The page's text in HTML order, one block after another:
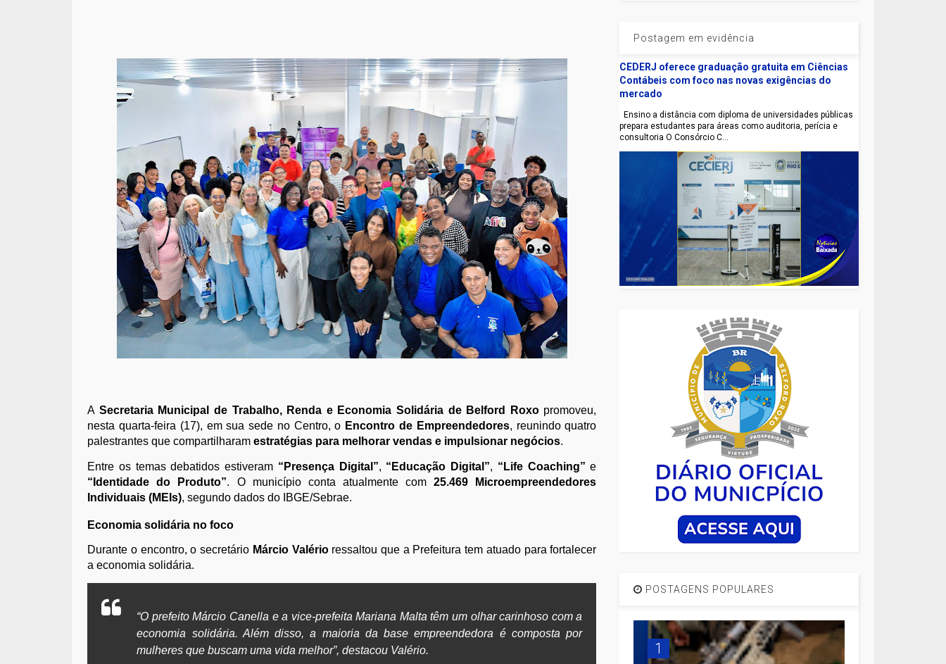
A Secretaria Municipal de Trabalho, Renda e Economia Solidária de Belford Roxopromoveu,
nesta quarta-feira (17), em sua sede no Centro, o Encontro de Empreendedores, reunindo quatro
palestrantes que compartilharamestratégias para melhorar vendas e impulsionar negócios.
Entre os temas debatidos estiveram “Presença Digital”, “Educação Digital”, “Life Coaching” e
“Identidade do Produto”. O município conta atualmente com25.469 Microempreendedores
Individuais (MEIs), segundo dados do IBGE/Sebrae.
Economia solidária no foco
Durante o encontro, o secretário Márcio Valérioressaltou que a Prefeitura tem atuado para fortalecer
a economia solidária.
“O prefeito Márcio Canella e a vice-prefeita Mariana Malta têm um olhar carinhoso com a
economia solidária. Além disso, a maioria da base empreendedora é composta por
mulheres que buscam uma vida melhor”, destacou Valério.
Postagem em evidência
CEDERJ oferece graduação gratuita em Ciências
Contábeis com foco nas novas exigências do
mercado
Ensino a distância com diploma de universidades públicas
prepara estudantes para áreas como auditoria, perícia e
consultoria O Consórcio C...
POSTAGENS POPULARES
1